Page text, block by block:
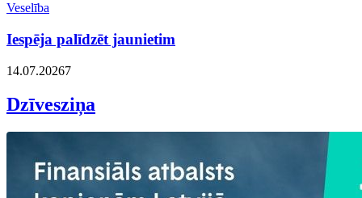
Veselība
Iespēja palīdzēt jaunietim
14.07.20267
Dzīvesziņa